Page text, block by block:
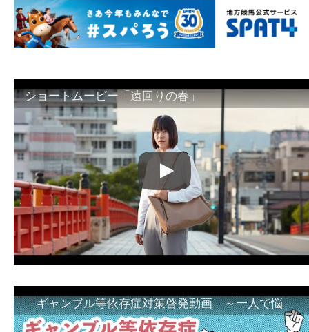
ショートムービー「遠回りの春」
「ギャンブル等依存症対策啓発動画 ～一人で悩まず、家族で悩まず、まず！相談機関へ～」